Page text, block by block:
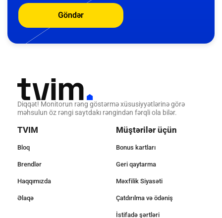
Göndər
Diqqət! Monitorun rəng göstərmə xüsusiyyətlərinə görə
məhsulun öz rəngi saytdakı rəngindən fərqli ola bilər.
TVIM
Bloq
Brendlər
Haqqımızda
Əlaqə
Müştərilər üçün
Bonus kartları
Geri qaytarma
Məxfilik Siyasəti
Çatdırılma və ödəniş
İstifadə şərtləri